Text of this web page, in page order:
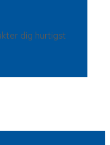
dig hurtigst